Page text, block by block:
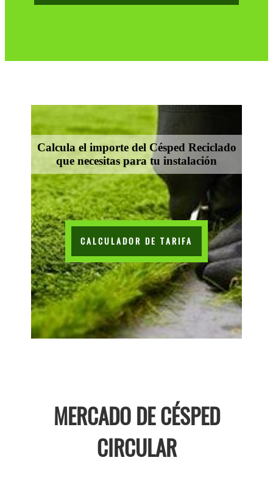
Calcula el importe del Césped Reciclado
que necesitas para tu instalación
CALCULADOR DE TARIFA
MERCADO DE CÉSPED
CIRCULAR